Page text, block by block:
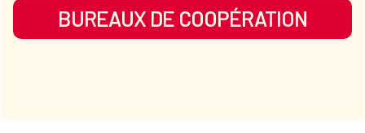
BUREAUX DE COOPÉRATION